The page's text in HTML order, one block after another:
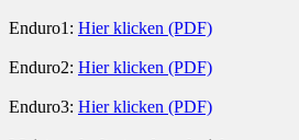
Enduro1: Hier klicken (PDF)
Enduro2: Hier klicken (PDF)
Enduro3: Hier klicken (PDF)